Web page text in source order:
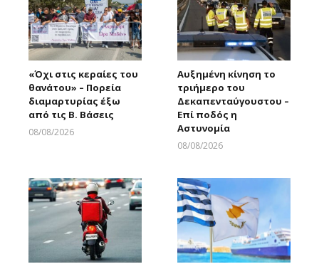
«Όχι στις κεραίες του
θανάτου» – Πορεία
διαμαρτυρίας έξω
από τις Β. Βάσεις
08/08/2026
Αυξημένη κίνηση το
τριήμερο του
Δεκαπενταύγουστου –
Επί ποδός η
Αστυνομία
08/08/2026